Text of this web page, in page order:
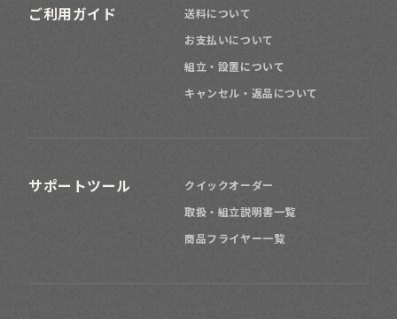
ご利用ガイド
送料について
お支払いについて
組立・設置について
キャンセル・返品について
サポートツール
クイックオーダー
取扱・組立説明書一覧
商品フライヤー一覧